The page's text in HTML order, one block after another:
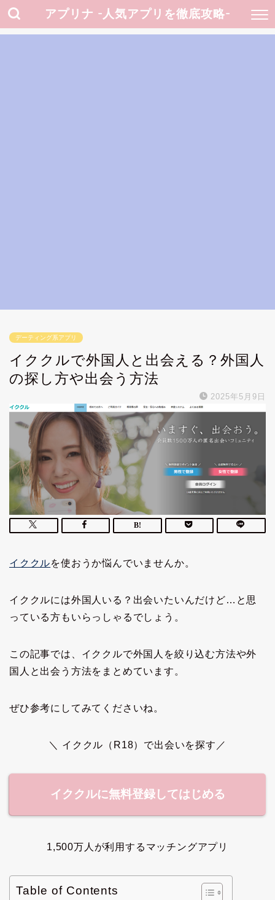
アプリナ -人気アプリを徹底攻略-
デーティング系アプリ
イククルで外国人と出会える？外国人
の探し方や出会う方法
2025年5月9日
イククルを使おうか悩んでいませんか。
イククルには外国人いる？出会いたいんだけど…と思
っている方もいらっしゃるでしょう。
この記事では、イククルで外国人を絞り込む方法や外
国人と出会う方法をまとめています。
ぜひ参考にしてみてくださいね。
＼ イククル（R18）で出会いを探す／
イククルに無料登録してはじめる
1,500万人が利用するマッチングアプリ
Table of Contents